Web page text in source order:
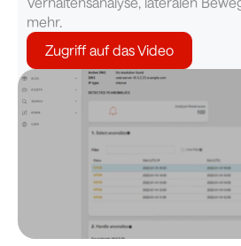
mehr.
Zugriff auf das Video